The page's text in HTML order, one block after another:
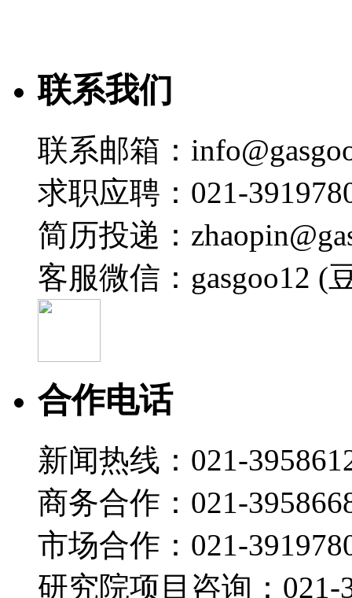
联系我们
联系邮箱：
求职应聘：021-
简历投递：
客服微信：gasgoo12 (
合作电话
新闻热线：021-
商务合作：021-
市场合作：021-
研究院项目咨询：021-